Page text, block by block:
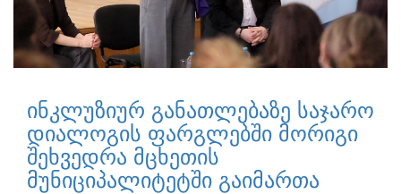
ინკლუზიურ განათლებაზე საჯარო
დიალოგის ფარგლებში მორიგი
შეხვედრა მცხეთის
მუნიციპალიტეტში გაიმართა